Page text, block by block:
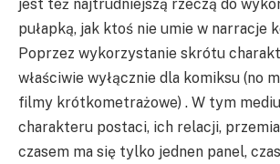
jest też najtrudniejszą rzeczą do
pułapką, jak ktoś nie umie w narracje
Poprzez wykorzystanie skrótu
właściwie wyłącznie dla komiksu (no
filmy krótkometrażowe) . W tym
charakteru postaci, ich relacji,
czasem ma się tylko jednen panel,